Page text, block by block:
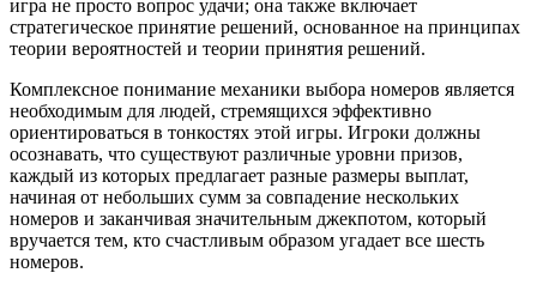
игра не просто вопрос удачи; она также включает
стратегическое принятие решений, основанное на принципах
теории вероятностей и теории принятия решений.
Комплексное понимание механики выбора номеров является
необходимым для людей, стремящихся эффективно
ориентироваться в тонкостях этой игры. Игроки должны
осознавать, что существуют различные уровни призов,
каждый из которых предлагает разные размеры выплат,
начиная от небольших сумм за совпадение нескольких
номеров и заканчивая значительным джекпотом, который
вручается тем, кто счастливым образом угадает все шесть
номеров.